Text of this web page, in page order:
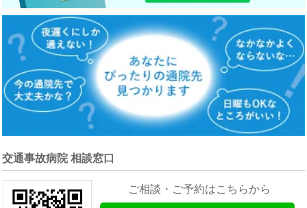
交通事故病院 相談窓口
ご相談・ご予約はこちらから